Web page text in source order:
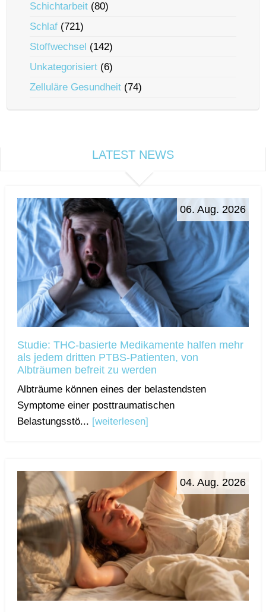
Schichtarbeit (80)
Schlaf (721)
Stoffwechsel (142)
Unkategorisiert (6)
Zelluläre Gesundheit (74)
LATEST NEWS
06. Aug. 2026
Studie: THC-basierte Medikamente halfen mehr
als jedem dritten PTBS-Patienten, von
Albträumen befreit zu werden
Albträume können eines der belastendsten
Symptome einer posttraumatischen
Belastungsstö... [weiterlesen]
04. Aug. 2026